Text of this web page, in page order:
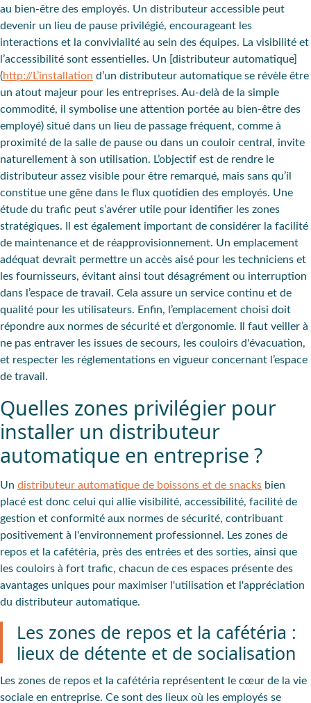
au bien-être des employés. Un distributeur accessible peut
devenir un lieu de pause privilégié, encourageant les
interactions et la convivialité au sein des équipes. La visibilité et
l’accessibilité sont essentielles. Un [distributeur automatique]
(http://L’installation d’un distributeur automatique se révèle être
un atout majeur pour les entreprises. Au-delà de la simple
commodité, il symbolise une attention portée au bien-être des
employé) situé dans un lieu de passage fréquent, comme à
proximité de la salle de pause ou dans un couloir central, invite
naturellement à son utilisation. L’objectif est de rendre le
distributeur assez visible pour être remarqué, mais sans qu’il
constitue une gêne dans le flux quotidien des employés. Une
étude du trafic peut s’avérer utile pour identifier les zones
stratégiques. Il est également important de considérer la facilité
de maintenance et de réapprovisionnement. Un emplacement
adéquat devrait permettre un accès aisé pour les techniciens et
les fournisseurs, évitant ainsi tout désagrément ou interruption
dans l’espace de travail. Cela assure un service continu et de
qualité pour les utilisateurs. Enfin, l’emplacement choisi doit
répondre aux normes de sécurité et d’ergonomie. Il faut veiller à
ne pas entraver les issues de secours, les couloirs d'évacuation,
et respecter les réglementations en vigueur concernant l’espace
de travail.
Quelles zones privilégier pour
installer un distributeur
automatique en entreprise ?
Un distributeur automatique de boissons et de snacks bien
placé est donc celui qui allie visibilité, accessibilité, facilité de
gestion et conformité aux normes de sécurité, contribuant
positivement à l'environnement professionnel. Les zones de
repos et la cafétéria, près des entrées et des sorties, ainsi que
les couloirs à fort trafic, chacun de ces espaces présente des
avantages uniques pour maximiser l'utilisation et l'appréciation
du distributeur automatique.
Les zones de repos et la cafétéria :
lieux de détente et de socialisation
Les zones de repos et la cafétéria représentent le cœur de la vie
sociale en entreprise. Ce sont des lieux où les employés se